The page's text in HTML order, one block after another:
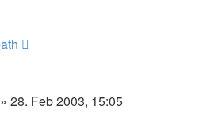
» 28. Feb 2003, 15:05